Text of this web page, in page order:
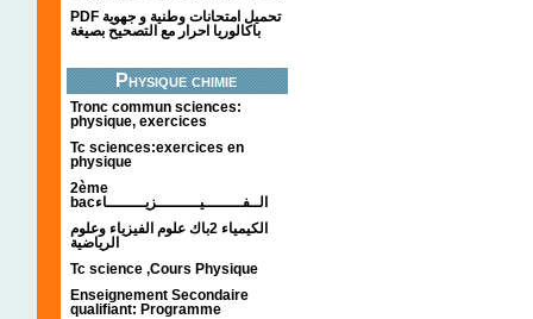
PDF تحميل امتحانات وطنية و جهوية
باكالوريا احرار مع التصحيح بصيغة
Physique chimie
Tronc commun sciences:
physique, exercices
Tc sciences:exercices en
physique
2ème
bacالــفــــــــيـــــــــزيــــــــاء
الكيمياء 2باك علوم الفيزياء وعلوم
الرياضية
Tc science ,Cours Physique
Enseignement Secondaire
qualifiant: Programme